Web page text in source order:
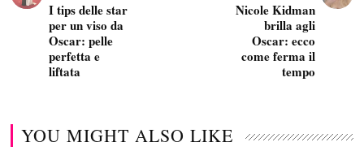
I tips delle star
per un viso da
Oscar: pelle
perfetta e
liftata
Nicole Kidman
brilla agli
Oscar: ecco
come ferma il
tempo
YOU MIGHT ALSO LIKE